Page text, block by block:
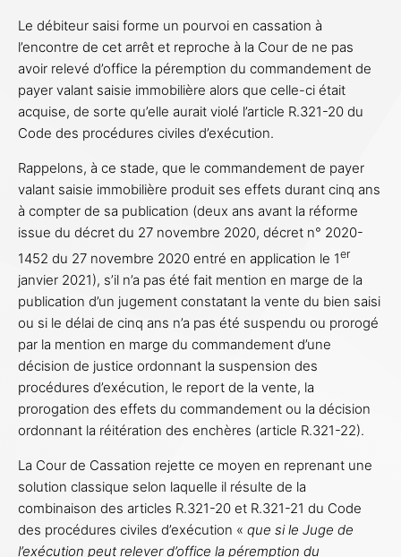
Le débiteur saisi forme un pourvoi en cassation à
l’encontre de cet arrêt et reproche à la Cour de ne pas
avoir relevé d’office la péremption du commandement de
payer valant saisie immobilière alors que celle-ci était
acquise, de sorte qu’elle aurait violé l’article R.321-20 du
Code des procédures civiles d’exécution.
Rappelons, à ce stade, que le commandement de payer
valant saisie immobilière produit ses effets durant cinq ans
à compter de sa publication (deux ans avant la réforme
issue du décret du 27 novembre 2020, décret n° 2020-
1452 du 27 novembre 2020 entré en application le 1er
janvier 2021), s’il n’a pas été fait mention en marge de la
publication d’un jugement constatant la vente du bien saisi
ou si le délai de cinq ans n’a pas été suspendu ou prorogé
par la mention en marge du commandement d’une
décision de justice ordonnant la suspension des
procédures d’exécution, le report de la vente, la
prorogation des effets du commandement ou la décision
ordonnant la réitération des enchères (article R.321-22).
La Cour de Cassation rejette ce moyen en reprenant une
solution classique selon laquelle il résulte de la
combinaison des articles R.321-20 et R.321-21 du Code
des procédures civiles d’exécution « que si le Juge de
l’exécution peut relever d’office la péremption du